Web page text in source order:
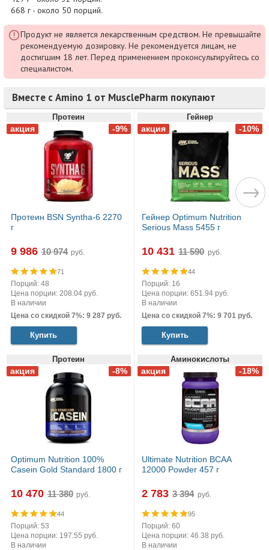
668 г - около 50 порций.
Продукт не является лекарственным средством. Не превышайте
рекомендуемую дозировку. Не рекомендуется лицам, не
достигшим 18 лет. Перед применением проконсультируйтесь со
специалистом.
Вместе с Amino 1 от MusclePharm покупают
Протеин
Протеин BSN Syntha-6 2270
г
9 986 руб.
71
Порций: 48
Цена порции: 208.04 руб.
В наличии
Цена со скидкой 7%: 9 287 руб.
Купить
Гейнер
Гейнер Optimum Nutrition
Serious Mass 5455 г
10 431 руб.
44
Порций: 16
Цена порции: 651.94 руб.
В наличии
Цена со скидкой 7%: 9 701 руб.
Купить
Протеин
Optimum Nutrition 100%
Casein Gold Standard 1800 г
10 470 руб.
44
Порций: 53
Цена порции: 197.55 руб.
В наличии
Аминокислоты
Ultimate Nutrition BCAA
12000 Powder 457 г
2 783 руб.
95
Порций: 60
Цена порции: 46.38 руб.
В наличии